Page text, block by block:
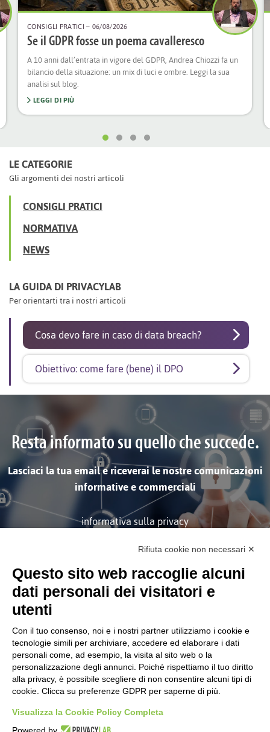
CONSIGLI PRATICI– 06/08/2026
Se il GDPR fosse un poema cavalleresco
A 10 anni dall’entrata in vigore del GDPR, Andrea Chiozzi fa un
bilancio della situazione: un mix di luci e ombre. Leggi la sua
analisi sul blog.
LEGGI DI PIÙ
LE CATEGORIE
Gli argomenti dei nostri articoli
CONSIGLI PRATICI
NORMATIVA
NEWS
LA GUIDA DI PRIVACYLAB
Per orientarti tra i nostri articoli
Cosa devo fare in caso di data breach?
Obiettivo: come fare (bene) il DPO
Resta informato su quello che succede.
Lasciaci la tua email e riceverai le nostre comunicazioni
informative e commerciali
informativa sulla privacy
ISCRIVITI
Società soggetta alla Direzione
e Coordinamento di Tinexta
S.p.A.
CORPORATE
Certificazioni
Rifiuta cookie non necessari ✕
Questo sito web raccoglie alcuni
dati personali dei visitatori e
utenti
Con il tuo consenso, noi e i nostri partner utilizziamo i cookie e
tecnologie simili per archiviare, accedere ed elaborare i dati
personali come, ad esempio, la visita al sito web o la
personalizzazione degli annunci. Poiché rispettiamo il tuo diritto
alla privacy, è possibile scegliere di non consentire alcuni tipi di
cookie. Clicca su preferenze GDPR per saperne di più.
Visualizza la Cookie Policy Completa